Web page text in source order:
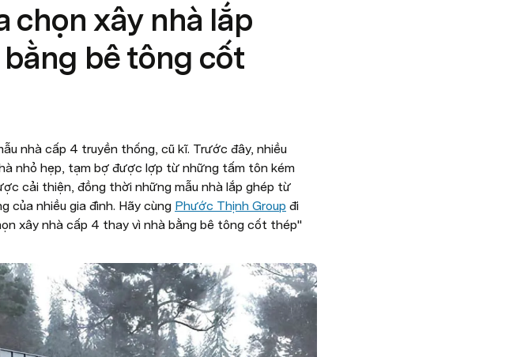
chọn xây nhà lắp
bê tông cốt
nhà cấp 4 truyền thống, cũ kĩ. Trước đây, nhiều
nhỏ hẹp, tạm bợ được lợp từ những tấm tôn kém
cải thiện, đồng thời những mẫu nhà lắp ghép từ
của nhiều gia đình. Hãy cùng Phước Thịnh Group đi
xây nhà cấp 4 thay vì nhà bằng bê tông cốt thép"